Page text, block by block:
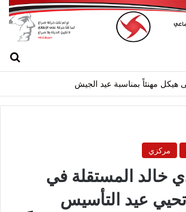
هيكل مهنئاً بمناسبة عيد الجيش
مركزي
خالد المستقلة في
عيد التأسيس